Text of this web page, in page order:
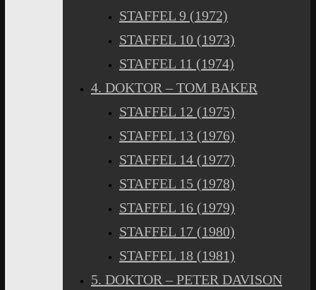
STAFFEL 9 (1972)
STAFFEL 10 (1973)
STAFFEL 11 (1974)
4. DOKTOR – TOM BAKER
STAFFEL 12 (1975)
STAFFEL 13 (1976)
STAFFEL 14 (1977)
STAFFEL 15 (1978)
STAFFEL 16 (1979)
STAFFEL 17 (1980)
STAFFEL 18 (1981)
5. DOKTOR – PETER DAVISON